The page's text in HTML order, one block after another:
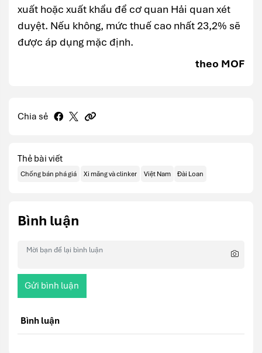
xuất hoặc xuất khẩu để cơ quan Hải quan xét
duyệt. Nếu không, mức thuế cao nhất 23,2% sẽ
được áp dụng mặc định.
theo MOF
Chia sẻ
Thẻ bài viết
Chống bán phá giá Xi măng và clinker Việt Nam Đài Loan
Bình luận
Gửi bình luận
Bình luận